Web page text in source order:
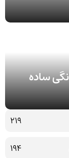
219
194